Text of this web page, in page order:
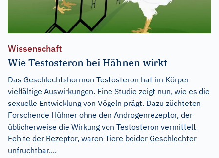
Wissenschaft
Wie Testosteron bei Hähnen wirkt
Das Geschlechtshormon Testosteron hat im Körper
vielfältige Auswirkungen. Eine Studie zeigt nun, wie es die
sexuelle Entwicklung von Vögeln prägt. Dazu züchteten
Forschende Hühner ohne den Androgenrezeptor, der
üblicherweise die Wirkung von Testosteron vermittelt.
Fehlte der Rezeptor, waren Tiere beider Geschlechter
unfruchtbar....